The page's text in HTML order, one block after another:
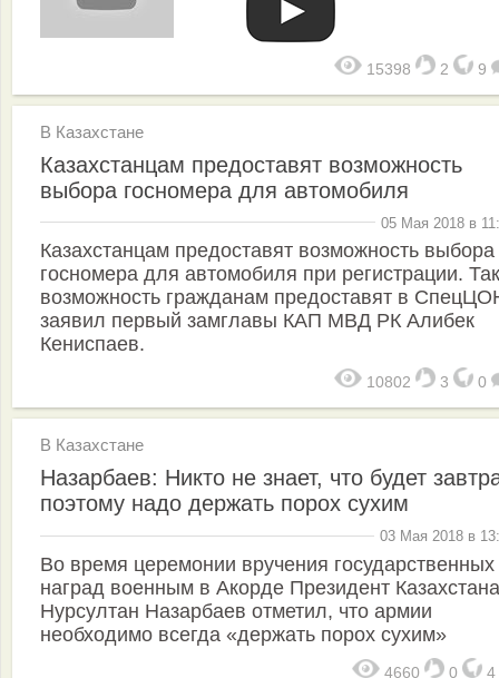
15398 2 9
В Казахстане
Казахстанцам предоставят возможность
выбора госномера для автомобиля
05 Мая 2018 в
Казахстанцам предоставят возможность выбора
госномера для автомобиля при регистрации.
возможность гражданам предоставят в
заявил первый замглавы КАП МВД РК Алибек
Кениспаев.
10802 3 0
В Казахстане
Назарбаев: Никто не знает, что будет
поэтому надо держать порох сухим
03 Мая 2018 в
Во время церемонии вручения государственных
наград военным в Акорде Президент Казахстана
Нурсултан Назарбаев отметил, что армии
необходимо всегда «держать порох сухим»
4660 0 4